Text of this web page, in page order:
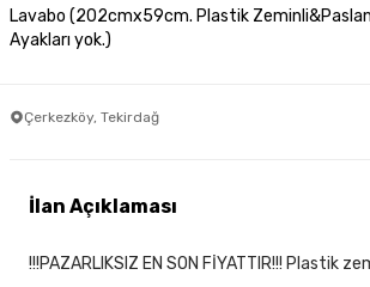
Lavabo (202cmx59cm. Plastik
Ayakları yok.)
Çerkezköy, Tekirdağ
İlan Açıklaması
!!!PAZARLIKSIZ EN SON FİYATTIR!!! Plastik